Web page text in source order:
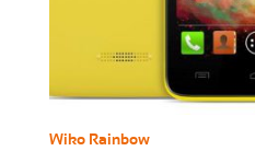
Wiko Rainbow